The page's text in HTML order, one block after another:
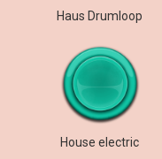
Haus Drumloop
House electric